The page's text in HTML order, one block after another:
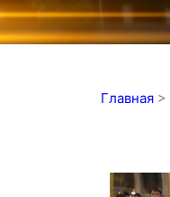
Главная >